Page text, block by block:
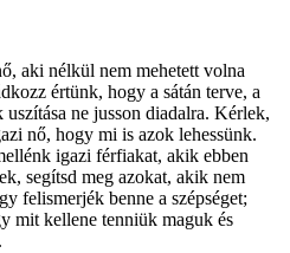
aki nélkül nem mehetett volna
értünk, hogy a sátán terve, a
ne jusson diadalra. Kérlek,
nő, hogy mi is azok lehessünk.
igazi férfiakat, akik ebben
segítsd meg azokat, akik nem
felismerjék benne a szépséget;
mit kellene tenniük maguk és